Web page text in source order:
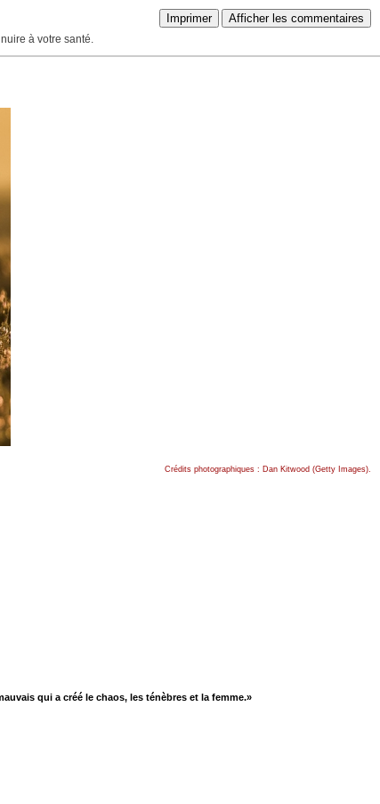
Imprimer Afficher les commentaires
à votre santé.
Crédits photographiques : Dan Kitwood (Getty Images).
qui a créé le chaos, les ténèbres et la femme.»